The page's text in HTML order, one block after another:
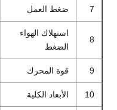
7 ضغط العمل
8
استهلاك الهواء
الضغط
9 قوة المحرك
10 الأبعاد الكلية